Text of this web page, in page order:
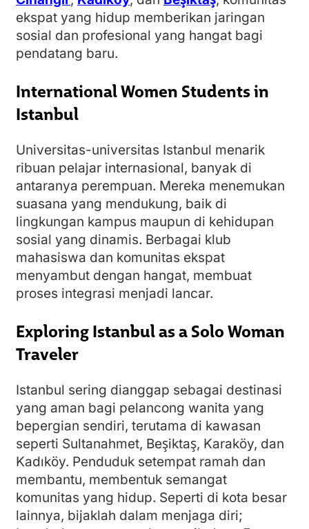
ekspat yang hidup memberikan jaringan
sosial dan profesional yang hangat bagi
pendatang baru.
International Women Students in
Istanbul
Universitas-universitas Istanbul menarik
ribuan pelajar internasional, banyak di
antaranya perempuan. Mereka menemukan
suasana yang mendukung, baik di
lingkungan kampus maupun di kehidupan
sosial yang dinamis. Berbagai klub
mahasiswa dan komunitas ekspat
menyambut dengan hangat, membuat
proses integrasi menjadi lancar.
Exploring Istanbul as a Solo Woman
Traveler
Istanbul sering dianggap sebagai destinasi
yang aman bagi pelancong wanita yang
bepergian sendiri, terutama di kawasan
seperti Sultanahmet, Beşiktaş, Karaköy, dan
Kadıköy. Penduduk setempat ramah dan
membantu, membentuk semangat
komunitas yang hidup. Seperti di kota besar
lainnya, bijaklah dalam menjaga diri;